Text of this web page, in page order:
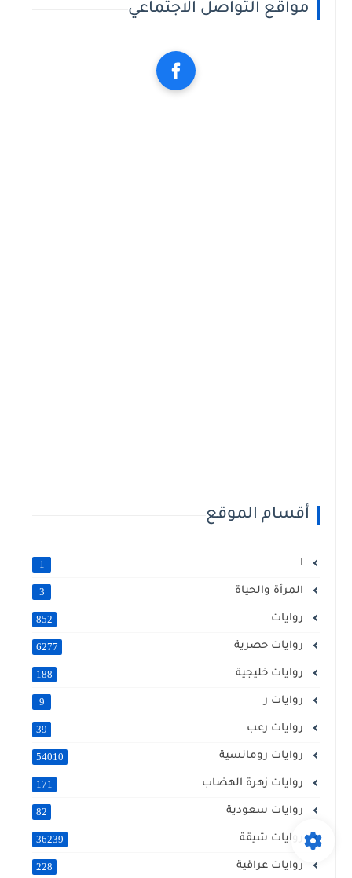
مواقع التواصل الاجتماعي
أقسام الموقع
ا 1
المرأة والحياة 3
روايات 852
روايات حصرية 6277
روايات خليجية 188
روايات ر 9
روايات رعب 39
روايات رومانسية 54010
روايات زهرة الهضاب 171
روايات سعودية 82
روايات شيقة 36239
روايات عراقية 228